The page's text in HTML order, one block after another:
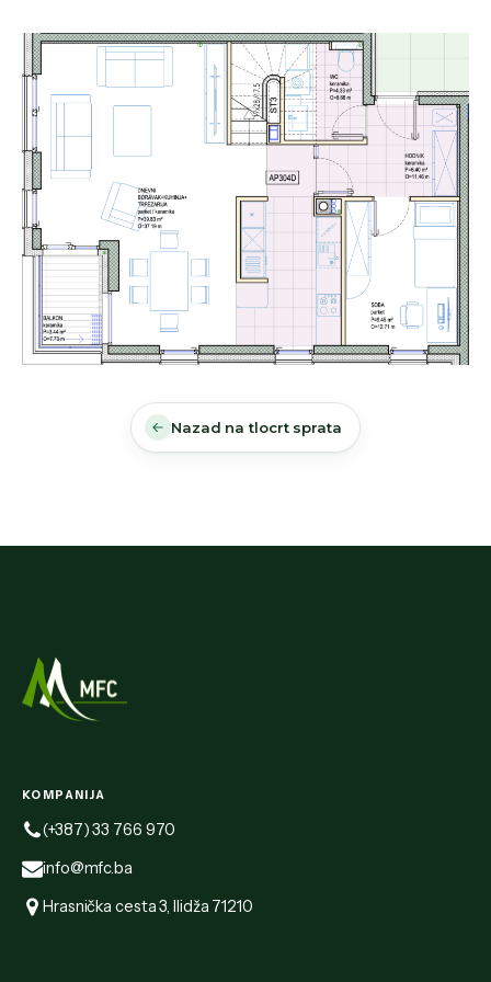
Nazad na tlocrt sprata
KOMPANIJA
(+387) 33 766 970
info@mfc.ba
Hrasnička cesta 3, Ilidža 71210